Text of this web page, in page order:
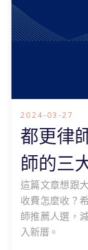
2024-03-27
都更律
師的三
這篇文章想跟
收費怎麼收？
師推薦人選，
入新厝。